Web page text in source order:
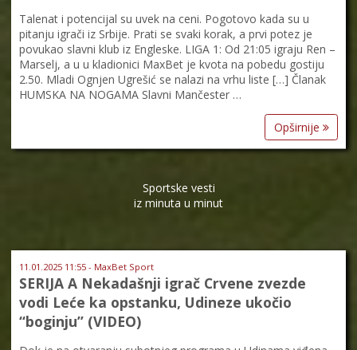
Talenat i potencijal su uvek na ceni. Pogotovo kada su u
pitanju igrači iz Srbije. Prati se svaki korak, a prvi potez je
povukao slavni klub iz Engleske. LIGA 1: Od 21:05 igraju Ren –
Marselj, a u u kladionici MaxBet je kvota na pobedu gostiju
2.50. Mladi Ognjen Ugrešić se nalazi na vrhu liste […] Članak
HUMSKA NA NOGAMA Slavni Mančester …
Opširnije
Sportske vesti
iz minuta u minut
11.01.2025 11:55 - MaxBet Sport
SERIJA A Nekadašnji igrač Crvene zvezde
vodi Leće ka opstanku, Udineze ukočio
“boginju” (VIDEO)